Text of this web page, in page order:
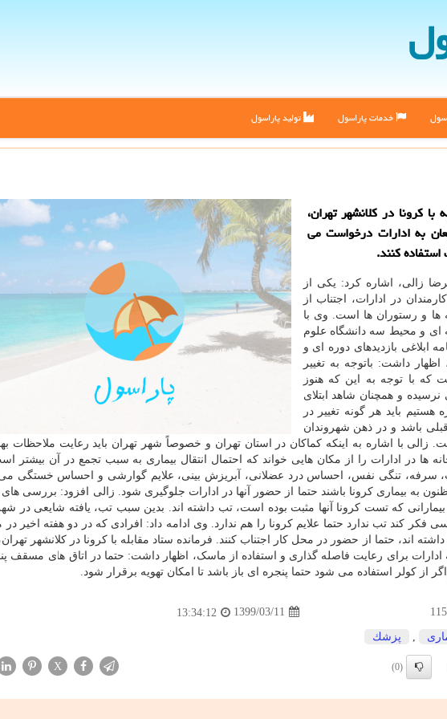
خدمات پاراسول تولید پاراسول
كرونا در كلانشهر تهران،
به ادارات درخواست می
كنند.
زالی، اشاره کرد: یکی از
در ادارات، اجتناب از
ها و رستوران ها است. وی با
ای و محیط سه دانشگاه علوم
ابلاغی بازدیدهای دوره ای و
داشت: باتوجه به تغییر
که با توجه به این که هنوز
و همچنان شاهد ابتلای
باید هر گونه تغییر در
قبلی باشد و در ذهن شهروندان
زالی با اشاره به اینکه کماکان در استان تهران و خصوصاً شهر تهران باید رعایت ملاحظات
ها در ادارات را از مکان هایی خواند که احتمال انتقال بیماری به سبب تجمع در آن بیشتر
سرفه، تنگی نفس، احساس درد عضلانی، آبریزش بینی، علایم گوارشی و احساس خستگی
به بیماری کرونا باشند حتما از حضور آنها در ادارات جلوگیری شود. زالی افزود: بررسی های
که فقط ۴۰ درصد از بیمارانی که تست کرونا آنها مثبت بوده است، تب داشته اند. بدین سبب تب، یافته شایعی در
کند تب ندارد حتما علایم کرونا را هم ندارد. وی ادامه داد: افرادی که در دو هفته اخیر در
داشته اند، حتما از حضور در محل کار اجتناب کنند. فرمانده ستاد مقابله با کرونا در کلانشهر
برای رعایت فاصله گذاری و استفاده از ماسک، اظهار داشت: حتما در اتاق های مسقف
از کولر استفاده می شود حتما پنجره ای باز باشد تا امکان تهویه برقرار شود.
1399/03/11
13:34:12
پزشك
(0)
X